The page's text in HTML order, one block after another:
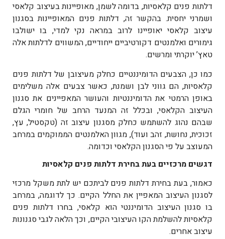
דלתות פנים קלאסיות, בדומה לשמן, מאופיינות בעיצוב קלאסי
ושמרני יחסית. בהקשר זה, דלתות פנים המאופיינות בסגנון
עיצוב קלאסי יאופיינו לרוב במראה נקי למדי, בו ישולבו
גימורים ואלמנטים דקורטיביים ייחודיים, המשווים לדלתות אלה
טאץ’ יוקרתי ומרשים.
כמו כן, הצבעים הדומיננטיים כחלק מעיצובן של דלתות פנים
קלאסיות, הם גווני לבן ושמנת, כאשר צבעים אלה משלימים
באופן הרמטי את הדומיננטיות והעושר המאפיינים את סגנון
העיצוב הקלאסי, ובכלל זה המנעד הרחב של חומרי הגלם
שבהם נהוג להשתמש כחלק מסגנון עיצוב זה (טקסטיל, עץ,
זכוכית, נחושת, זהב ועוד), מגוון האלמנטים הממוקמים במרחב
המעוצב על פי הסגנון הקלאסי וכדומה.
דגשים מרכזיים בעת בחירת דלתות פנים קלאסיות
כאמור, בעת בחירת דלתות פנים לביתכם יש לתת משקל מרכזי
לסגנון העיצוב המאפיין את החלל הקיים. כך לדוגמה, במרחב
בו סגנון העיצוב הדומיננטי הוא קלאסי, בחרו דלתות פנים
קלאסיותלהשלמת הקו העיצובי הקיים, וכך הלאה לגבי סגנונות
עיצוב אחרים.